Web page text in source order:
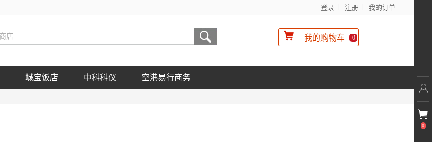
登录 注册 我的订单
我的购物车 0
城宝饭店 中科科仪 空港易行商务
0